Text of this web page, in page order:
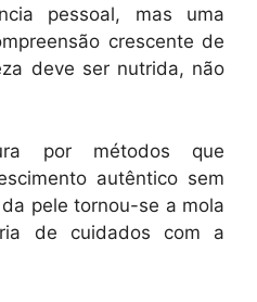
pessoal, mas uma
crescente de
deve ser nutrida, não
por métodos que
autêntico sem
pele tornou-se a mola
de cuidados com a